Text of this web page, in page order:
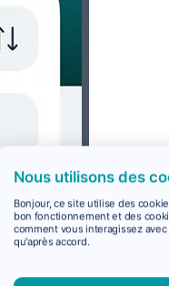
Nous utilisons des
Bonjour, ce site utilise des
bon fonctionnement et des
comment vous interagissez
qu'après accord.